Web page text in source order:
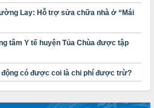
quả lý tài chính, tài sản công
dứt hoạt động
thu, chi tài chính công đoàn
Lay: Hỗ trợ sửa chữa nhà ở “Mái
tâm Y tế huyện Tủa Chùa được tập
có được coi là chi phí được trừ?